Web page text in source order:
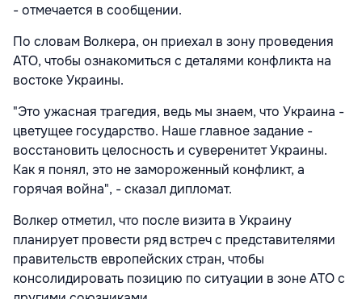
- отмечается в сообщении.
По словам Волкера, он приехал в зону проведения
АТО, чтобы ознакомиться с деталями конфликта на
востоке Украины.
"Это ужасная трагедия, ведь мы знаем, что Украина -
цветущее государство. Наше главное задание -
восстановить целосность и суверенитет Украины.
Как я понял, это не замороженный конфликт, а
горячая война", - сказал дипломат.
Волкер отметил, что после визита в Украину
планирует провести ряд встреч с представителями
правительств европейских стран, чтобы
консолидировать позицию по ситуации в зоне АТО с